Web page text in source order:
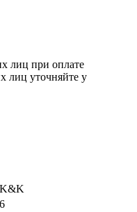
лиц при оплате
лиц уточняйте у
K&K
6